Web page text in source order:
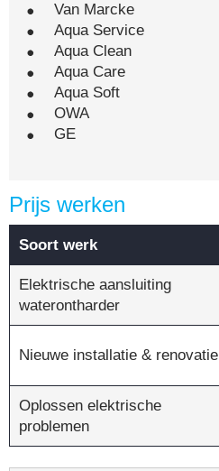
Van Marcke
Aqua Service
Aqua Clean
Aqua Care
Aqua Soft
OWA
GE
Prijs werken
Soort werk
Elektrische aansluiting
waterontharder
Nieuwe installatie & renovatie
Oplossen elektrische
problemen